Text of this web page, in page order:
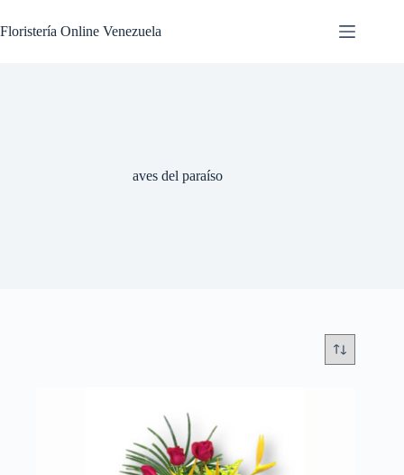
Floristería Online Venezuela
aves del paraíso